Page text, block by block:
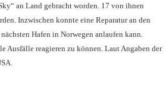
an Land gebracht worden. 17 von ihnen
Inzwischen konnte eine Reparatur an den
Hafen in Norwegen anlaufen kann.
Ausfälle reagieren zu können. Laut Angaben der